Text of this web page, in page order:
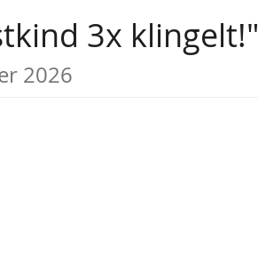
3x klingelt!"
2026